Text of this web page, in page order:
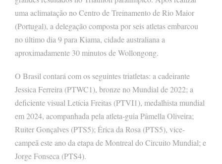
uma aclimatação no Centro de Treinamento de Rio Maior
(Portugal), a delegação composta por seis atletas embarcou
no último dia 9 para Kiama, cidade australiana a
aproximadamente 30 minutos de Wollongong.
O Brasil contará com os seguintes triatletas: a cadeirante
Jessica Ferreira (PTWC1), bronze no Mundial de 2022; a
deficiente visual Letícia Freitas (PTVI1), medalhista mundial
em 2024, acompanhada pela atleta-guia Pâmella Oliveira;
Ruiter Gonçalves (PTS5); Érica da Rosa (PTS5), vice-
campeã este ano da etapa de Montreal do Circuito Mundial; e
Jorge Fonseca (PTS4).